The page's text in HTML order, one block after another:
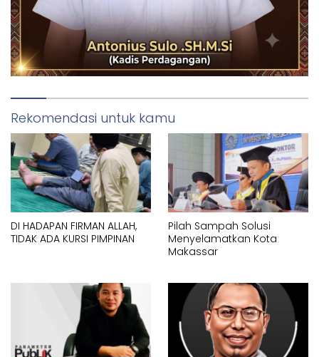
Rekomendasi untuk kamu
DI HADAPAN FIRMAN ALLAH,
TIDAK ADA KURSI PIMPINAN
Pilah Sampah Solusi
Menyelamatkan Kota
Makassar